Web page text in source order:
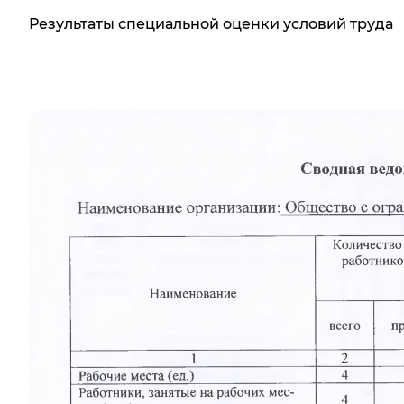
Результаты специальной оценки условий труда